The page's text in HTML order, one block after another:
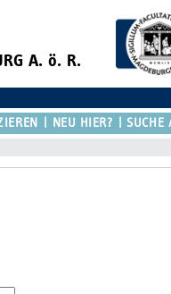
A. ö. R.
NEU HIER? SUCHE